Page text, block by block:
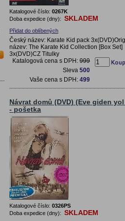
Katalogové číslo: 0267K
Doba expedice (dny): SKLADEM
Přidat do oblíbených
Český název: Karate Kid pack
název: The Karate Kid Collection [Box Set]
3x(DVD)CZ Titulky
Katalogová cena s DPH: 999
Sleva 500
Vaše cena s DPH: 499
Návrat domů (DVD) (Eve giden yol
- pošetka
Katalogové číslo: 0326PS
Doba expedice (dny): SKLADEM